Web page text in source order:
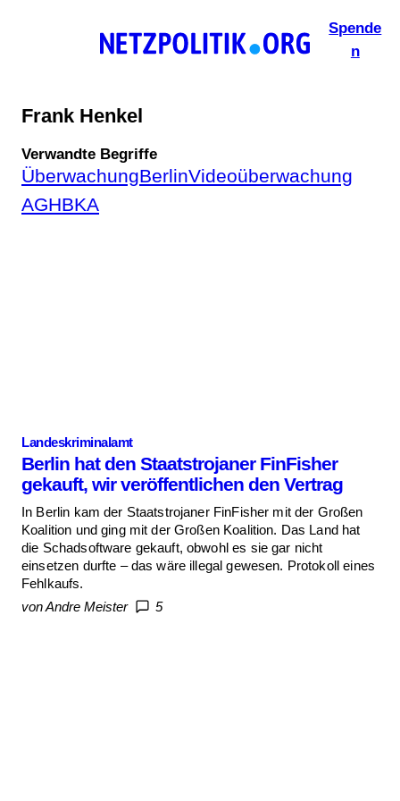
Spende
n
Frank Henkel
Verwandte Begriffe
ÜberwachungBerlinVideoüberwachung
AGHBKA
Landeskriminalamt
Berlin hat den Staatstrojaner FinFisher
gekauft, wir veröffentlichen den Vertrag
In Berlin kam der Staatstrojaner FinFisher mit der Großen
Koalition und ging mit der Großen Koalition. Das Land hat
die Schadsoftware gekauft, obwohl es sie gar nicht
einsetzen durfte – das wäre illegal gewesen. Protokoll eines
Fehlkaufs.
von Andre Meister
5